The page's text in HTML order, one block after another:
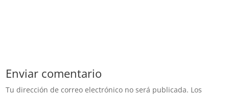
Enviar comentario
Tu dirección de correo electrónico no será publicada. Los